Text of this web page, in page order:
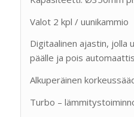
Valot 2 kpl / uunikammio
Digitaalinen ajastin, jolla
päälle ja pois
Alkuperäinen
Turbo –